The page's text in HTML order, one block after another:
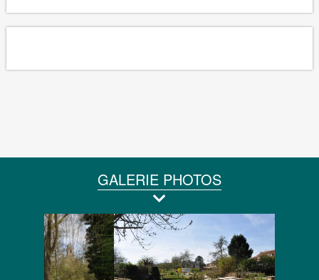
GALERIE PHOTOS